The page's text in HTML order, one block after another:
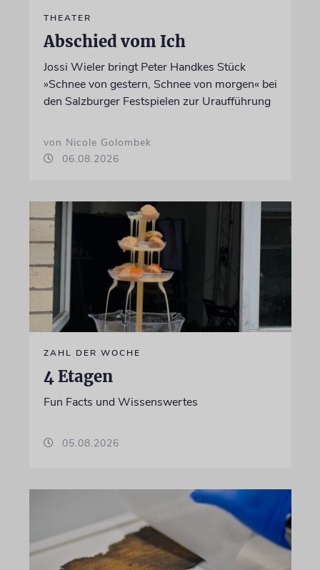
THEATER
Abschied vom Ich
Jossi Wieler bringt Peter Handkes Stück
»Schnee von gestern, Schnee von morgen« bei
den Salzburger Festspielen zur Uraufführung
von Nicole Golombek
06.08.2026
ZAHL DER WOCHE
4 Etagen
Fun Facts und Wissenswertes
05.08.2026